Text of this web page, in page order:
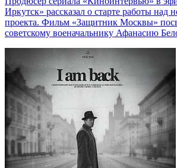
Иркутск» рассказал о старте работы над
проекта. Фильм «Защитник Москвы»
советскому военачальнику Афанасию